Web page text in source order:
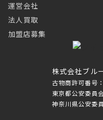
株式会社ブル
古物商許可番号：
東京都公安委員
神奈川県公安委
運営会社
法人買取
加盟店募集